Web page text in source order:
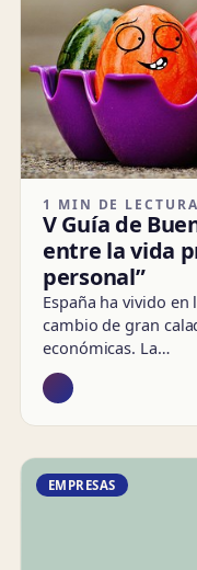
1 MIN DE LECTURA
V Guía de
entre la vida
personal”
España ha vivido
cambio de gran
económicas. La…
EMPRESAS